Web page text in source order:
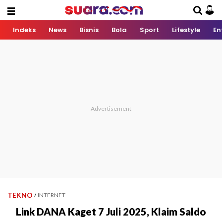
Indeks News Bisnis Bola Sport Lifestyle
TEKNO / INTERNET
Link DANA Kaget 7 Juli 2025, Klaim Saldo